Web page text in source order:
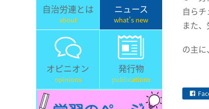
自治労連とは
about
ニュース
what's new
オピニオン
opinions
発行物
publications
自ら
また
の主に